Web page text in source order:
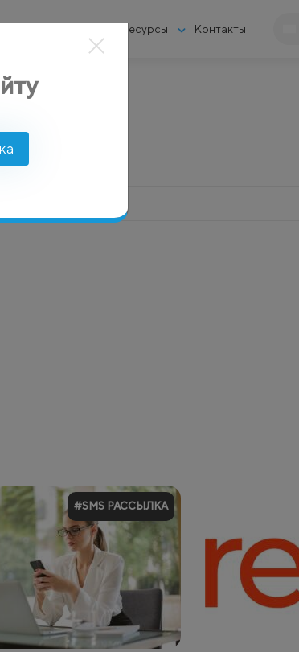
Ресурсы Контакты
#SMS РАССЫЛКА